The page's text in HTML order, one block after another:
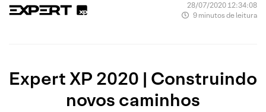
28/07/2020 12:34:08
9 minutos de leitura
Expert XP 2020 | Construindo
novos caminhos